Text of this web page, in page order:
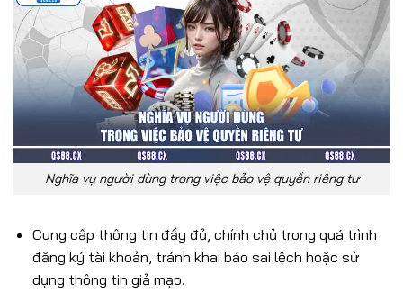
Nghĩa vụ người dùng trong việc bảo vệ quyền riêng tư
Cung cấp thông tin đầy đủ, chính chủ trong quá trình
đăng ký tài khoản, tránh khai báo sai lệch hoặc sử
dụng thông tin giả mạo.